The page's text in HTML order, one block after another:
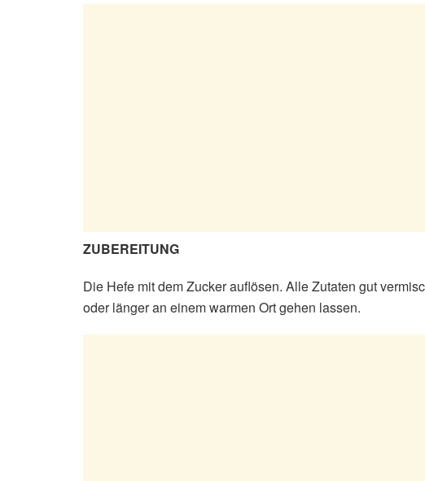
ZUBEREITUNG
Die Hefe mit dem Zucker auflösen. Alle Zutaten gut
oder länger an einem warmen Ort gehen lassen.